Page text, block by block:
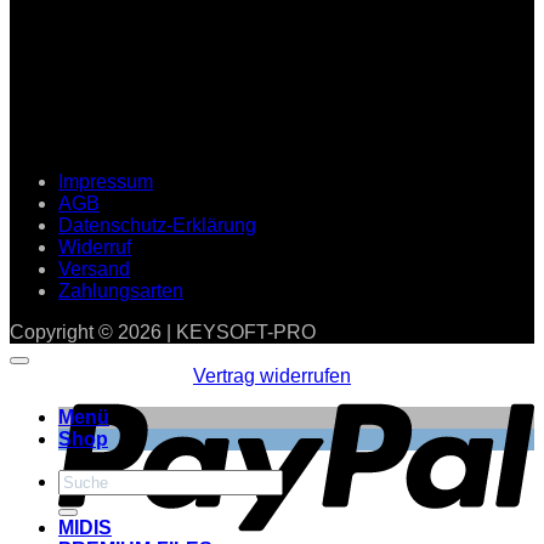
Impressum
AGB
Datenschutz-Erklärung
Widerruf
Versand
Zahlungsarten
Copyright © 2026 | KEYSOFT-PRO
Vertrag widerrufen
Menü
Shop
Suchen
nach:
MIDIS